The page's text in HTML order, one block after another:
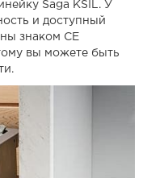
Saga KSIL. У
и доступный
знаком CE
вы можете быть